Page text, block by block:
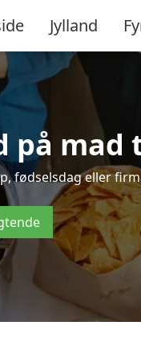
Jylland
på mad
fødselsdag eller